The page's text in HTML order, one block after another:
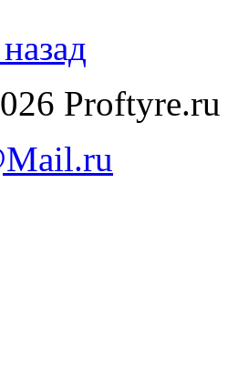
Proftyre.ru